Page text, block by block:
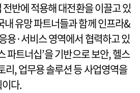
반에 적용해 대전환을 이끌고 있
내 유망 파트너들과 함께 인프라&
용·서비스 영역에서 협력하고 있
파트너십’을 기반으로 보안, 헬스
리, 업무용 솔루션 등 사업영역을
다.